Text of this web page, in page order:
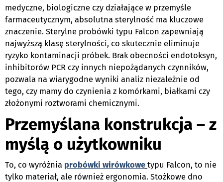
medyczne, biologiczne czy działające w przemyśle
farmaceutycznym, absolutna sterylność ma kluczowe
znaczenie. Sterylne probówki typu Falcon zapewniają
najwyższą klasę sterylności, co skutecznie eliminuje
ryzyko kontaminacji próbek. Brak obecności endotoksyn,
inhibitorów PCR czy innych niepożądanych czynników,
pozwala na wiarygodne wyniki analiz niezależnie od
tego, czy mamy do czynienia z komórkami, białkami czy
złożonymi roztworami chemicznymi.
Przemyślana konstrukcja – z
myślą o użytkowniku
To, co wyróżnia probówki wirówkowe typu Falcon, to nie
tylko materiał, ale również ergonomia. Stożkowe dno